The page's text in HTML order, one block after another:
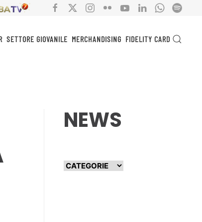
SETTORE GIOVANILE MERCHANDISING FIDELITY CARD
NEWS